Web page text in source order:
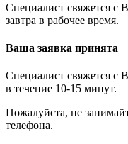
Специалист свяжется с
завтра в рабочее время.
Ваша заявка принята
Специалист свяжется с
в течение 10-15 минут.
Пожалуйста, не
телефона.